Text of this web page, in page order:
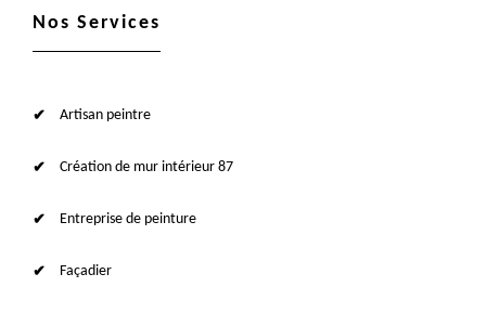
Nos Services
Artisan peintre
Création de mur intérieur 87
Entreprise de peinture
Façadier